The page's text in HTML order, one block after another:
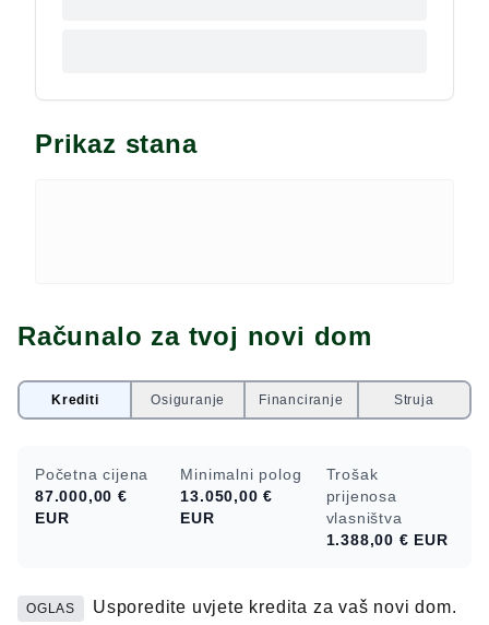
Prikaz stana
Računalo za tvoj novi dom
Krediti Osiguranje Financiranje Struja
Početna cijena
87.000,00 €
EUR
Minimalni polog
13.050,00 €
EUR
Trošak
prijenosa
vlasništva
1.388,00 € EUR
OGLAS Usporedite uvjete kredita za vaš novi dom.